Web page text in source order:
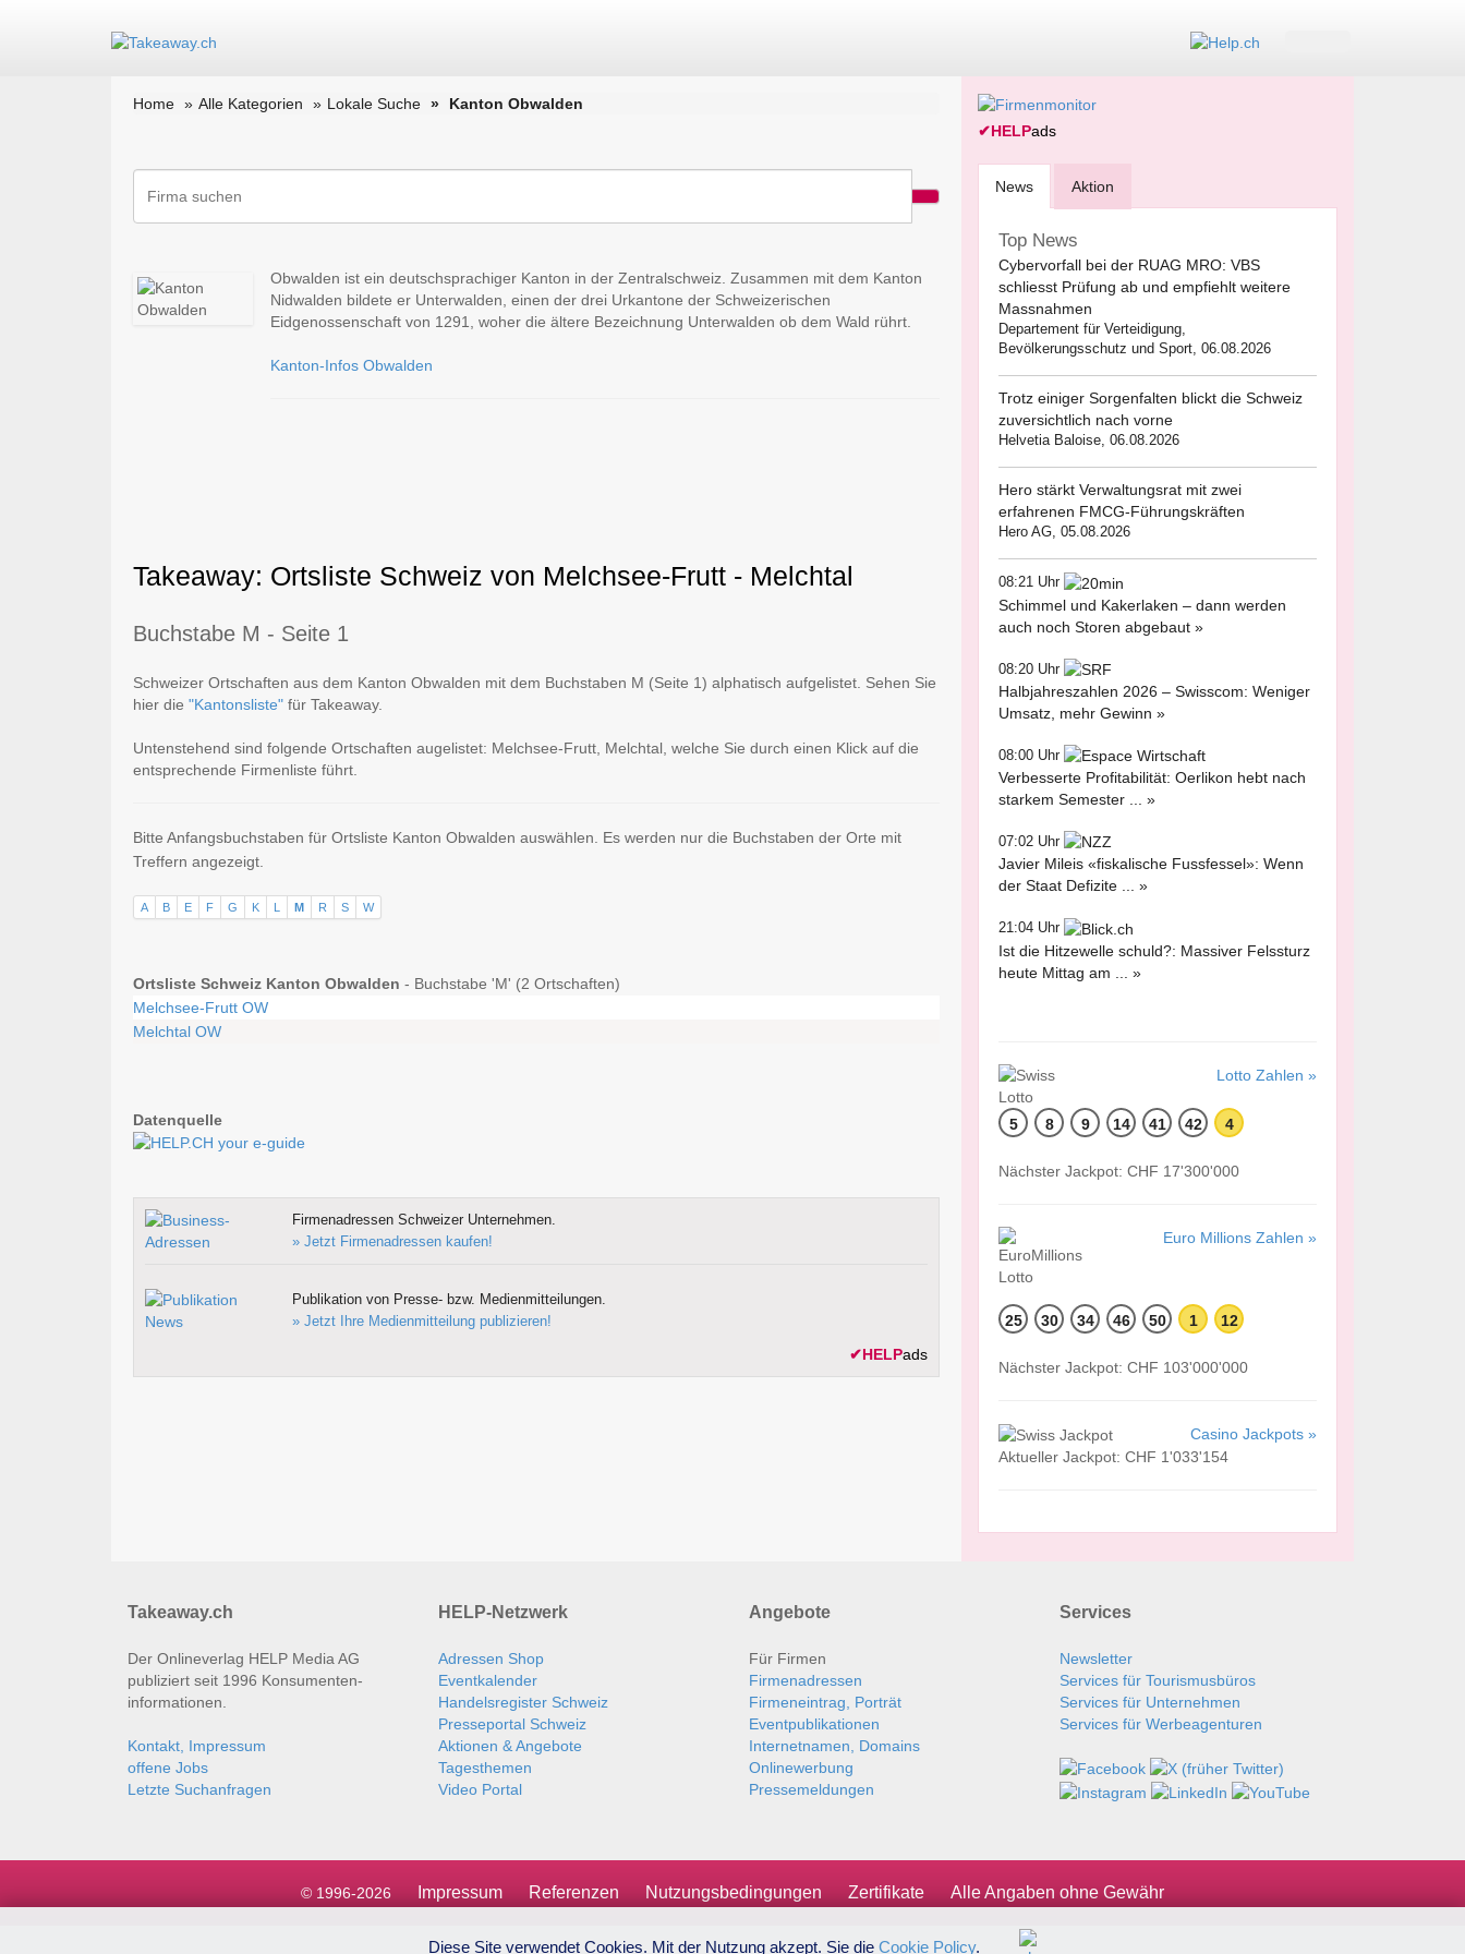
Home Alle Kategorien Lokale Suche Kanton Obwalden
Obwalden ist ein deutschsprachiger Kanton in der Zentralschweiz. Zusammen mit dem Kanton
Nidwalden bildete er Unterwalden, einen der drei Urkantone der Schweizerischen
Eidgenossenschaft von 1291, woher die ältere Bezeichnung Unterwalden ob dem Wald rührt.
Kanton-Infos Obwalden
Takeaway: Ortsliste Schweiz von Melchsee-Frutt - Melchtal
Buchstabe M - Seite 1
Schweizer Ortschaften aus dem Kanton Obwalden mit dem Buchstaben M (Seite 1) alphatisch aufgelistet. Sehen Sie
hier die "Kantonsliste" für Takeaway.
Untenstehend sind folgende Ortschaften augelistet: Melchsee-Frutt, Melchtal, welche Sie durch einen Klick auf die
entsprechende Firmenliste führt.
Bitte Anfangsbuchstaben für Ortsliste Kanton Obwalden auswählen. Es werden nur die Buchstaben der Orte mit
Treffern angezeigt.
A B E F G K L M R S W
Ortsliste Schweiz Kanton Obwalden - Buchstabe 'M' (2 Ortschaften)
Melchsee-Frutt OW
Melchtal OW
Datenquelle
Firmenadressen Schweizer Unternehmen.
» Jetzt Firmenadressen kaufen!
Publikation von Presse- bzw. Medienmitteilungen.
» Jetzt Ihre Medienmitteilung publizieren!
✔HELPads
✔HELPads
News Aktion
Top News
Cybervorfall bei der RUAG MRO: VBS
schliesst Prüfung ab und empfiehlt weitere
Massnahmen
Departement für Verteidigung,
Bevölkerungsschutz und Sport, 06.08.2026
Trotz einiger Sorgenfalten blickt die Schweiz
zuversichtlich nach vorne
Helvetia Baloise, 06.08.2026
Hero stärkt Verwaltungsrat mit zwei
erfahrenen FMCG-Führungskräften
Hero AG, 05.08.2026
08:21 Uhr
Schimmel und Kakerlaken – dann werden
auch noch Storen abgebaut »
08:20 Uhr
Halbjahreszahlen 2026 – Swisscom: Weniger
Umsatz, mehr Gewinn »
08:00 Uhr
Verbesserte Profitabilität: Oerlikon hebt nach
starkem Semester ... »
07:02 Uhr
Javier Mileis «fiskalische Fussfessel»: Wenn
der Staat Defizite ... »
21:04 Uhr
Ist die Hitzewelle schuld?: Massiver Felssturz
heute Mittag am ... »
Lotto Zahlen »
5 8 9 14 41 42 4
Nächster Jackpot: CHF 17'300'000
Euro Millions Zahlen »
25 30 34 46 50 1 12
Nächster Jackpot: CHF 103'000'000
Casino Jackpots »
Aktueller Jackpot: CHF 1'033'154
Takeaway.ch
Der Onlineverlag HELP Media AG
publiziert seit 1996 Konsumenten­
informationen.
Kontakt, Impressum
offene Jobs
Letzte Suchanfragen
HELP-Netzwerk
Adressen Shop
Eventkalender
Handelsregister Schweiz
Presseportal Schweiz
Aktionen & Angebote
Tagesthemen
Video Portal
Angebote
Für Firmen
Firmenadressen
Firmeneintrag, Porträt
Eventpublikationen
Internetnamen, Domains
Onlinewerbung
Pressemeldungen
Services
Newsletter
Services für Tourismusbüros
Services für Unternehmen
Services für Werbeagenturen
© 1996-2026 Impressum Referenzen Nutzungsbedingungen Zertifikate Alle Angaben ohne Gewähr
Diese Site verwendet Cookies. Mit der Nutzung akzept. Sie die Cookie Policy.